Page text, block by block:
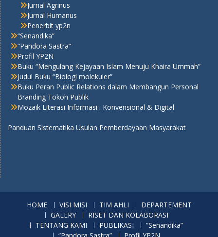
Jurnal Agrinus
Jurnal Humanus
Penerbit yp2n
“Senandika”
“Pandora Sastra”
Profil YP2N
Buku “Mengulang Kejayaan Islam Menuju Khaira Ummah”
Judul Buku “Biologi molekuler”
Buku Peran Public Relations dalam Membangun Personal
Branding Tokoh Publik
Mozaik Literasi Informasi : Konvensional & Digital
Panduan Sistematika Usulan Pemberdayaan Masyarakat
HOME VISI MISI TIM AHLI
DEPARTEMENT
GALERY
RISET DAN KOLABORASI
TENTANG KAMI
PUBLIKASI
“Senandika”